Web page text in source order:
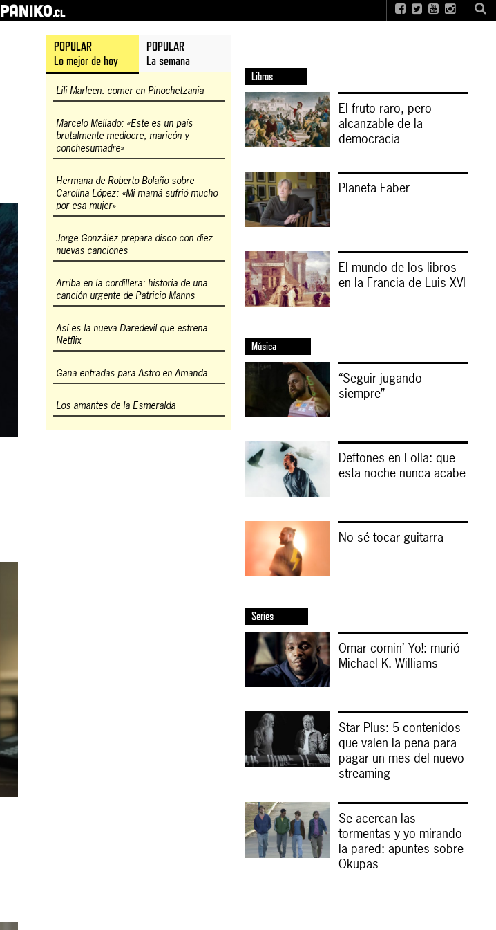
PANIKO.cl
POPULAR
Lo mejor de hoy
POPULAR
La semana
Lili Marleen: comer en Pinochetzania
Marcelo Mellado: «Este es un país
brutalmente mediocre, maricón y
conchesumadre»
Hermana de Roberto Bolaño sobre
Carolina López: «Mi mamá sufrió mucho
por esa mujer»
Jorge González prepara disco con diez
nuevas canciones
Arriba en la cordillera: historia de una
canción urgente de Patricio Manns
Así es la nueva Daredevil que estrena
Netflix
Gana entradas para Astro en Amanda
Los amantes de la Esmeralda
Libros
El fruto raro, pero
alcanzable de la
democracia
Planeta Faber
El mundo de los libros
en la Francia de Luis XVI
Música
“Seguir jugando
siempre”
Deftones en Lolla: que
esta noche nunca acabe
No sé tocar guitarra
Series
Omar comin’ Yo!: murió
Michael K. Williams
Star Plus: 5 contenidos
que valen la pena para
pagar un mes del nuevo
streaming
Se acercan las
tormentas y yo mirando
la pared: apuntes sobre
Okupas